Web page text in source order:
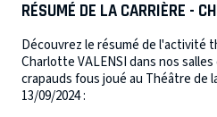
RÉSUMÉ DE LA CARRIÈRE -
Découvrez le résumé de l'activité
Charlotte VALENSI dans nos
crapauds fous joué au Théâtre de
13/09/2024 :